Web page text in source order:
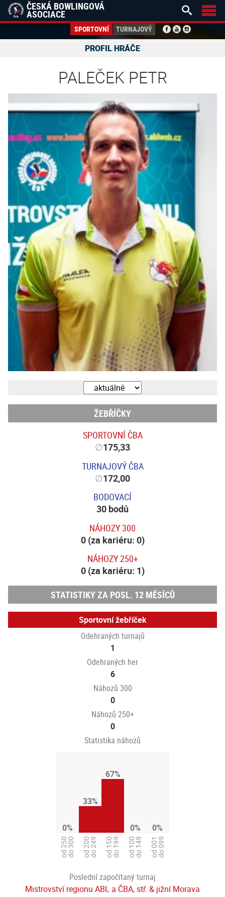
ČESKÁ BOWLINGOVÁ
ASOCIACE
SPORTOVNÍ TURNAJOVÝ
 
PROFIL HRÁČE
PALEČEK PETR
ŽEBŘÍČKY
SPORTOVNÍ ČBA
∅175,33
TURNAJOVÝ ČBA
∅172,00
BODOVACÍ
30 bodů
NÁHOZY 300
0 (za kariéru: 0)
NÁHOZY 250+
0 (za kariéru: 1)
STATISTIKY ZA POSL. 12 MĚSÍCŮ
Sportovní žebříček
Odehraných turnajů
1
Odehraných her
6
Náhozů 300
0
Náhozů 250+
0
Statistika náhozů
0%
od 250do 300
33%
od 200do 249
67%
od 150do 199
0%
od 100do 149
0%
od 001do 099
Poslední započítaný turnaj
Mistrovství regionu ABL a ČBA, stř. & jižní Morava